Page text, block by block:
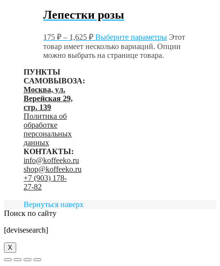
Лепестки розы
175 ₽ – 1,625 ₽ Выберите параметры Этот
товар имеет несколько вариаций. Опции
можно выбрать на странице товара.
ПУНКТЫ
САМОВЫВОЗА:
Москва, ул.
Верейская 29,
стр. 139
Политика об
обработке
персональных
данных
КОНТАКТЫ:
info@koffeeko.ru
shop@koffeeko.ru
‬+7 (903) 178-
27-82
Вернуться наверх
Поиск по сайту
[devisesearch]
X